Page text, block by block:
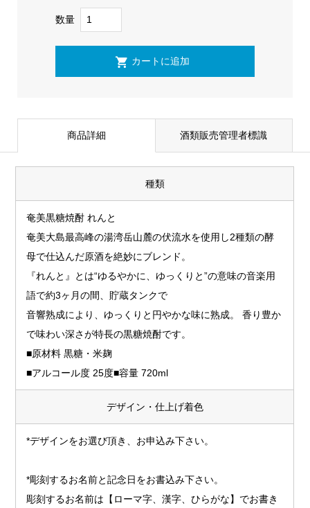
数量
商品詳細 酒類販売管理者標識
種類
奄美黒糖焼酎 れんと
奄美大島最高峰の湯湾岳山麓の伏流水を使用し2種類の酵
母で仕込んだ原酒を絶妙にブレンド。
『れんと』とは“ゆるやかに、ゆっくりと”の意味の音楽用
語で約3ヶ月の間、貯蔵タンクで
音響熟成により、ゆっくりと円やかな味に熟成。 香り豊か
で味わい深さが特長の黒糖焼酎です。
■原材料 黒糖・米麹
■アルコール度 25度■容量 720ml
デザイン・仕上げ着色
*デザインをお選び頂き、お申込み下さい。
*彫刻するお名前と記念日をお書込み下さい。
彫刻するお名前は【ローマ字、漢字、ひらがな】でお書き